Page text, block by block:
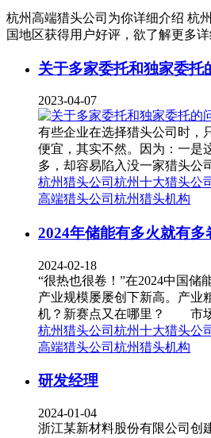
杭州高端猎头公司 为你详细介绍 杭
国地区获得用户好评，欲了解更多
关于多家委托和独家委托
2023-04-07
有些企业在选择猎头公司时，
便宜，其实不然。因为：一是
多，却容易陷入没一家猎头公
杭州猎头公司 杭州十大猎头公
高端猎头公司 杭州猎头机构
2024年储能有多火就有
2024-02-18
“很热也很卷！”在2024中国
产业规模屡屡创下新高。产业
机？新赛点又在哪里？ 市场
杭州猎头公司 杭州十大猎头公
高端猎头公司 杭州猎头机构
研发经理
2024-01-04
浙江某新材料股份有限公司创